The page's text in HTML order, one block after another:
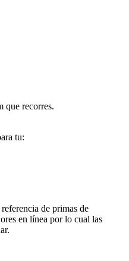
que recorres.
tu:
de primas de
en línea por lo cual las